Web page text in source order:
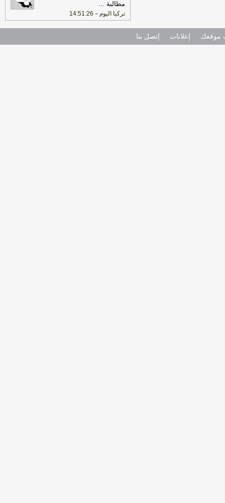
مطالبة ...
تركيا اليوم -
14:51:26
موقعك إعلانات إتصل بنا